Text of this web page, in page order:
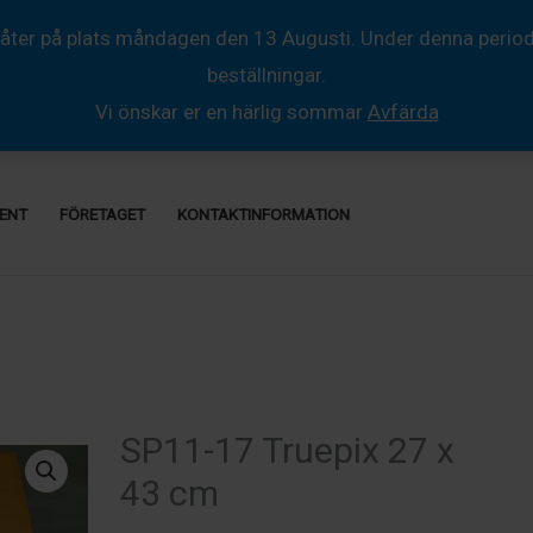
på plats måndagen den 13 Augusti. Under denna
beställningar.
Vi önskar er en härlig sommar Avfärda
FÖRETAGET KONTAKTINFORMATION
SP11-17 Truepix 27 x
43 cm